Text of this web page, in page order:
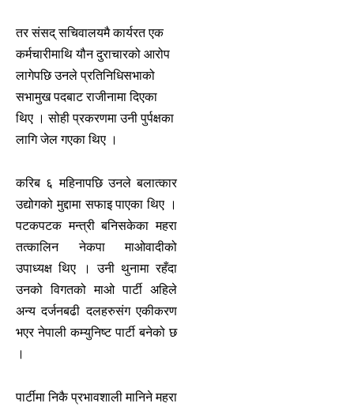
तर संसद् सचिवालयमै कार्यरत एक
कर्मचारीमाथि यौन दुराचारको आरोप
लागेपछि उनले प्रतिनिधिसभाको
सभामुख पदबाट राजीनामा दिएका
थिए । सोही प्रकरणमा उनी पुर्पक्षका
लागि जेल गएका थिए ।
करिब ६ महिनापछि उनले बलात्कार
उद्योगको मुद्दामा सफाइ पाएका थिए ।
पटकपटक मन्त्री बनिसकेका महरा
तत्कालिन नेकपा माओवादीको
उपाध्यक्ष थिए । उनी थुनामा रहँदा
उनको विगतको माओ पार्टी अहिले
अन्य दर्जनबढी दलहरुसंग एकीकरण
भएर नेपाली कम्युनिष्ट पार्टी बनेको छ
।
पार्टीमा निकै प्रभावशाली मानिने महरा